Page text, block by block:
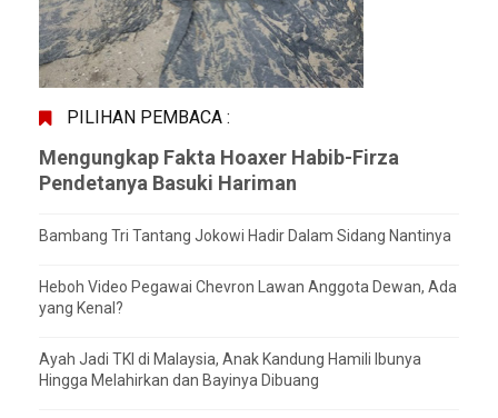
PILIHAN PEMBACA :
Mengungkap Fakta Hoaxer Habib-Firza
Pendetanya Basuki Hariman
Bambang Tri Tantang Jokowi Hadir Dalam Sidang Nantinya
Heboh Video Pegawai Chevron Lawan Anggota Dewan, Ada
yang Kenal?
Ayah Jadi TKI di Malaysia, Anak Kandung Hamili Ibunya
Hingga Melahirkan dan Bayinya Dibuang